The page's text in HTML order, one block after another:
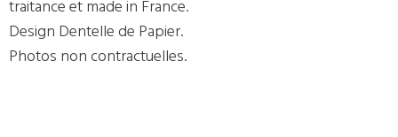
traitance et made in France.
Design Dentelle de Papier.
Photos non contractuelles.